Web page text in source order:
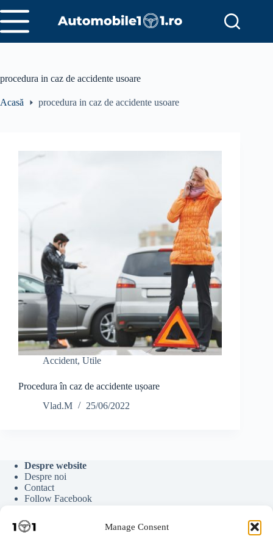
Manage Consent
la
conținut
procedura in caz de accidente usoare
Acasă procedura in caz de accidente usoare
Accident, Utile
Procedura în caz de accidente ușoare
Vlad.M
25/06/2022
Despre website
Despre noi
Contact
Follow Facebook
Follow Youtube
Follow Tiktok